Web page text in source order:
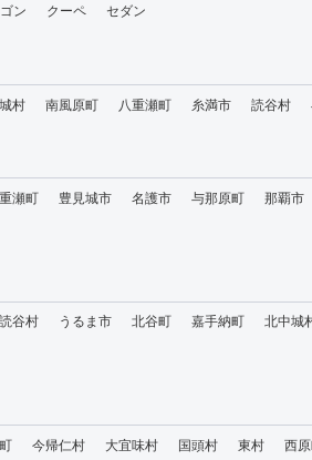
ン クーペ セダン
村 南風原町 八重瀬町 糸満市 読谷村
瀬町 豊見城市 名護市 与那原町 那覇市
読谷村 うるま市 北谷町 嘉手納町 北中城
今帰仁村 大宜味村 国頭村 東村 西